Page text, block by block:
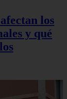
los
y qué